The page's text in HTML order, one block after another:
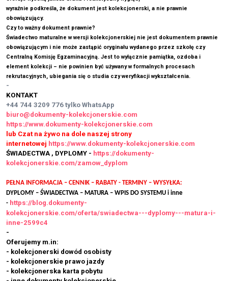
wyraźnie podkreśla, że dokument jest kolekcjonerski, a nie prawnie
obowiązujący.
Czy to ważny dokument prawnie?
Świadectwo maturalne w wersji kolekcjonerskiej nie jest dokumentem prawnie
obowiązującym i nie może zastąpić oryginału wydanego przez szkołę czy
Centralną Komisję Egzaminacyjną. Jest to wyłącznie pamiątka, ozdoba i
element kolekcji – nie powinien być używany w formalnych procesach
rekrutacyjnych, ubiegania się o studia czy weryfikacji wykształcenia.
-
KONTAKT
+44 744 3209 776 tylko WhatsApp
biuro@dokumenty-kolekcjonerskie.com
https://www.dokumenty-kolekcjonerskie.com
lub Czat na żywo na dole naszej strony
internetowej https://www.dokumenty-kolekcjonerskie.com
ŚWIADECTWA , DYPLOMY - https://dokumenty-
kolekcjonerskie.com/zamow_dyplom
PEŁNA INFORMACJA – CENNIK – RABATY - TERMINY – WYSYŁKA:
DYPLOMY – ŚWIADECTWA – MATURA – WPIS DO SYSTEMU i inne
- https://blog.dokumenty-
kolekcjonerskie.com/oferta/swiadectwa---dyplomy---matura-i-
inne-2599c4
-
Oferujemy m.in:
- kolekcjonerski dowód osobisty
- kolekcjonerskie prawo jazdy
- kolekcjonerska karta pobytu